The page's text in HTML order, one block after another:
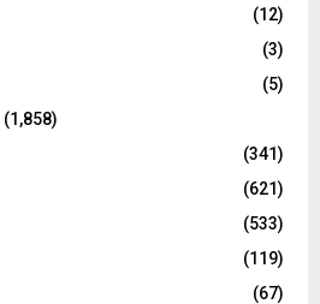
(12)
(3)
(5)
(1,858)
(341)
(621)
(533)
(119)
(67)